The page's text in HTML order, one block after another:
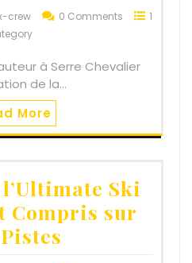
crew 0 Comments
1
à Serre Chevalier
de la…
More
Ski
Compris sur